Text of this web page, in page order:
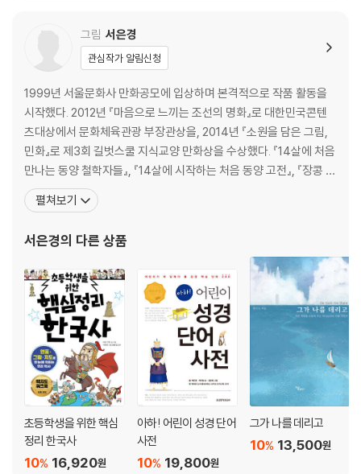
정말 믿을 수 있는 이야기냐고? | 그리스 신화도 부럽지 않아 | 신라를 들여
다볼 수 있는 왕들 이야기 | 김유신과 터미네이터 | 짜고 쓴 것처럼 비슷한
동서양의 이야기들 | 노래로 귀신을 물리치는 이야기 | 최초의 영호남 커플
이야기 | 판타지와 호러와 휴머니즘이 버무려진 책
8. 『예기』의 「학기」 편 - 공부 좀 해! 공부 안 하니? / 187
유교에서 가장 중요한 책으로 꼽는 사서오경 | 이렇게까지 말하는데 공부
안 해? | 공부가 혁명이라고? | 배우지 않으면 사람의 도를 알지 못한다고?
| 남 탓은 하지 말자
노동자 출신의 사상가, 묵자 | 남의 가족을 자기 가족처럼 여겨라 | 옛날부
터 지금까지 쭉 흥청망청 | 왜 전쟁을 반대하냐고? | 묵자는 정말 거짓말쟁
이일까? | 때론 비유로, 때론 직접적으로 | 큰 나라가 작은 나라를 치는 게
지혜로운가?
10. 『고문진보』 - 동양 시와 산문의 보물 창고 / 225
보물 같은 글로 말하는 ‘닥치고 공부’ | 읽을수록 쫄깃쫄깃한 풍자시가 한가
그림 서은경
관심작가 알림신청
1999년 서울문화사 만화공모에 입상하며 본격적으로 작품 활동을
시작했다. 2012년 『마음으로 느끼는 조선의 명화』로 대한민국콘텐
츠대상에서 문화체육관광 부장관상을, 2014년 『소원을 담은 그림,
민화』로 제3회 길벗스쿨 지식교양 만화상을 수상했다. 『14살에 처음
만나는 동양 철학자들』, 『14살에 시작하는 처음 동양 고전』, 『장콩 선
생님과 함께 묻고 답하는 한국사 카페』, 『한양도성: 육백 년 서울의 역
사가 살아 숨 쉬는 곳』, 『락롱꾸언과 백 명의 아이들』 등의 그림을 그
자녀를 위한 사도 신
펼쳐보기
서은경의 다른 상품
초등학생을 위한 핵심
정리 한국사
16,920원
10%
아하! 어린이 성경 단어
사전
19,800원
10%
그가 나를 데리고
13,500원
10%